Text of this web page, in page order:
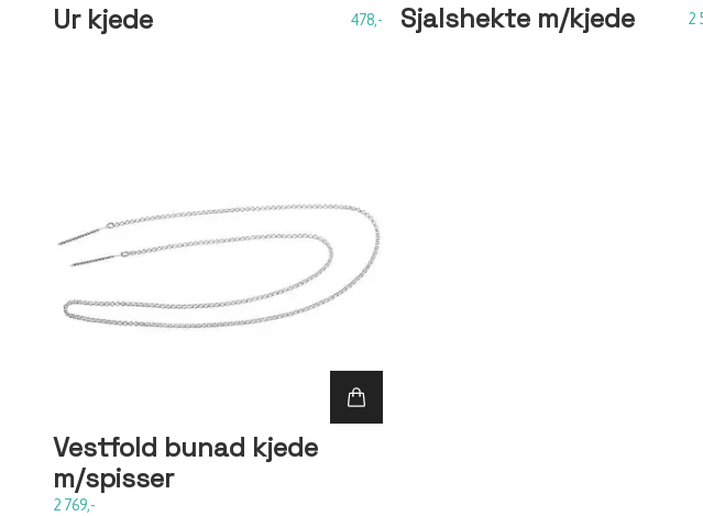
Ur kjede 478,- Sjalshekte m/kjede 2
Vestfold bunad kjede
m/spisser
2 769,-